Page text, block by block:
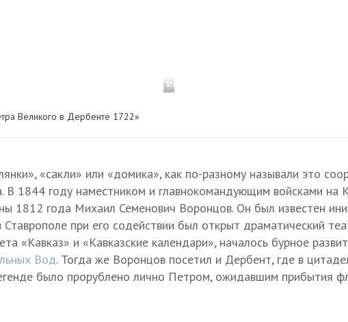
Иллюстрация в издании: «Русский
1 / 5
Великого в Дербенте 1722»
«сакли» или «домика», как по-разному называли это
В 1844 году наместником и главнокомандующим войсками на
1812 года Михаил Семенович Воронцов. Он был известен
Ставрополе при его содействии был открыт драматический
«Кавказ» и «Кавказские календари», началось бурное
Вод. Тогда же Воронцов посетил и Дербент, где в
было прорублено лично Петром, ожидавшим прибытия